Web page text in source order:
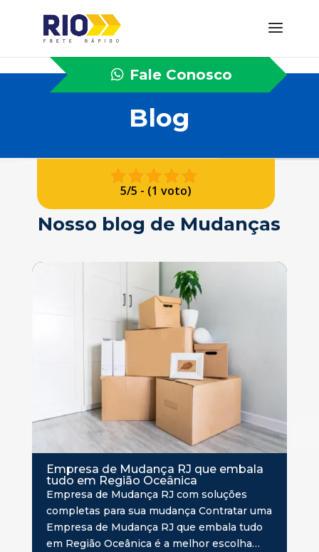
Fale Conosco
Blog
5/5 - (1 voto)
Nosso blog de Mudanças
Empresa de Mudança RJ que embala
tudo em Região Oceânica
Empresa de Mudança RJ com soluções
completas para sua mudança Contratar uma
Empresa de Mudança RJ que embala tudo
em Região Oceânica é a melhor escolha